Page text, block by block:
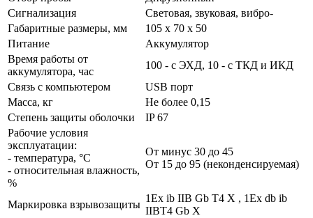
Сигнализация
Световая, звуковая, вибро-
Габаритные размеры, мм
105 x 70 x 50
Питание
Аккумулятор
Время работы от
аккумулятора, час
100 - с ЭХД, 10 - с ТКД и ИКД
Связь с компьютером
USB порт
Масса, кг
Не более 0,15
Степень защиты оболочки
IP 67
Рабочие условия
эксплуатации:
- температура, °С
- относительная влажность,
%
От минус 30 до 45
От 15 до 95 (неконденсируемая)
Маркировка взрывозащиты
1Ex ib IIB Gb T4 X , 1Ex db ib
IIBT4 Gb X